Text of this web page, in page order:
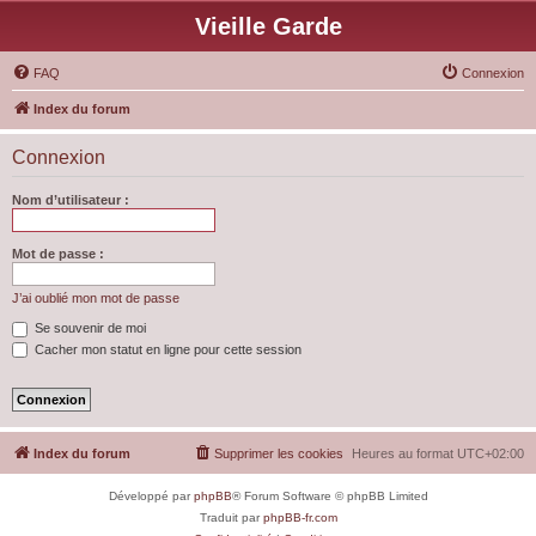
Vieille Garde
FAQ Connexion
Index du forum
Connexion
Nom d’utilisateur :
Mot de passe :
J’ai oublié mon mot de passe
Se souvenir de moi
Cacher mon statut en ligne pour cette session
Index du forum Heures au format UTC+02:00
Supprimer les cookies
Développé parphpBB® Forum Software © phpBB Limited
Traduit parphpBB-fr.com